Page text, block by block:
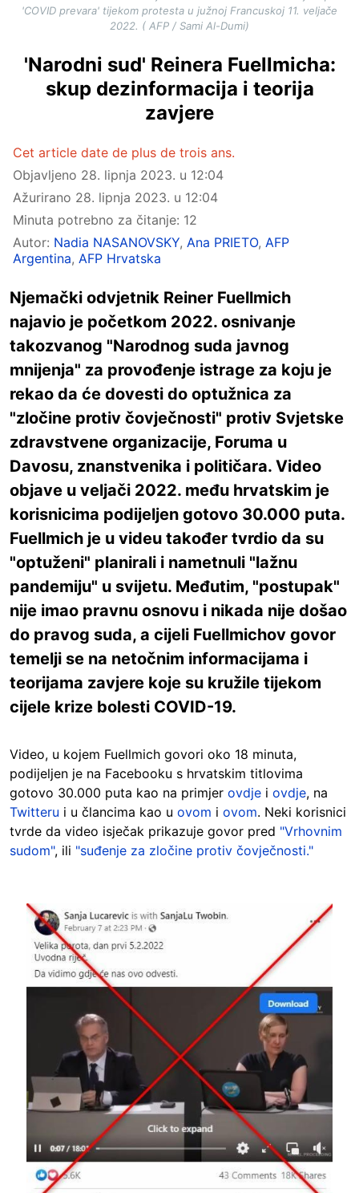
'COVID prevara' tijekom protesta u južnoj Francuskoj 11. veljače
2022. ( AFP / Sami Al-Dumi)
'Narodni sud' Reinera Fuellmicha:
skup dezinformacija i teorija
zavjere
Cet article date de plus de trois ans.
Objavljeno 28. lipnja 2023. u 12:04
Ažurirano 28. lipnja 2023. u 12:04
Minuta potrebno za čitanje: 12
Autor: Nadia NASANOVSKY, Ana PRIETO, AFP
Argentina, AFP Hrvatska
Njemački odvjetnik Reiner Fuellmich
najavio je početkom 2022. osnivanje
takozvanog "Narodnog suda javnog
mnijenja" za provođenje istrage za koju je
rekao da će dovesti do optužnica za
"zločine protiv čovječnosti" protiv Svjetske
zdravstvene organizacije, Foruma u
Davosu, znanstvenika i političara. Video
objave u veljači 2022. među hrvatskim je
korisnicima podijeljen gotovo 30.000 puta.
Fuellmich je u videu također tvrdio da su
"optuženi" planirali i nametnuli "lažnu
pandemiju" u svijetu. Međutim, "postupak"
nije imao pravnu osnovu i nikada nije došao
do pravog suda, a cijeli Fuellmichov govor
temelji se na netočnim informacijama i
teorijama zavjere koje su kružile tijekom
cijele krize bolesti COVID-19.
Video, u kojem Fuellmich govori oko 18 minuta,
podijeljen je na Facebooku s hrvatskim titlovima
gotovo 30.000 puta kao na primjer ovdje i ovdje, na
Twitteru i u člancima kao u ovom i ovom. Neki korisnici
tvrde da video isječak prikazuje govor pred "Vrhovnim
sudom", ili "suđenje za zločine protiv čovječnosti."
Image